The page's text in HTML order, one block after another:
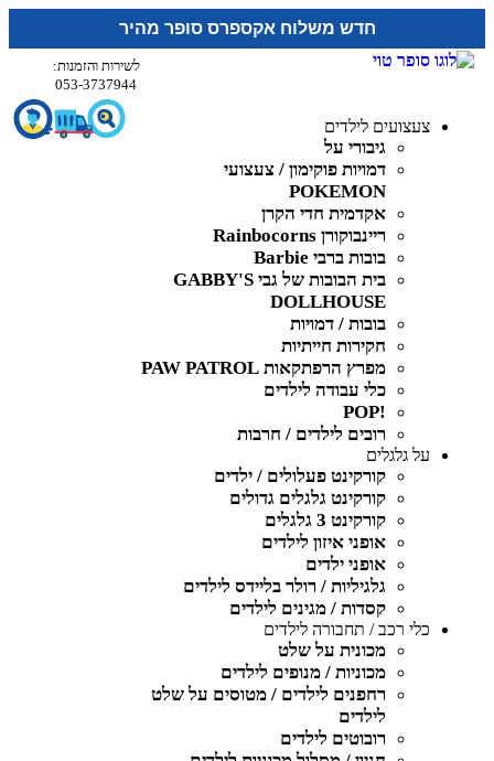
חדש משלוח אקספרס סופר מהיר
לשירות והזמנות:
053-3737944
צעצועים לילדים
גיבורי על
דמויות פוקימון / צעצועי
POKEMON
אקדמית חדי הקרן
ריינבוקורן Rainbocorns
בובות ברבי Barbie
בית הבובות של גבי GABBY'S
DOLLHOUSE
בובות / דמויות
חקירות חייתיות
מפרץ הרפתקאות PAW PATROL
כלי עבודה לילדים
!POP
רובים לילדים / חרבות
על גלגלים
קורקינט פעלולים / ילדים
קורקינט גלגלים גדולים
קורקינט 3 גלגלים
אופני איזון לילדים
אופני ילדים
גלגיליות / רולר בליידס לילדים
קסדות / מגינים לילדים
כלי רכב / תחבורה לילדים
מכונית על שלט
מכוניות / מנופים לילדים
רחפנים לילדים / מטוסים על שלט
לילדים
רובוטים לילדים